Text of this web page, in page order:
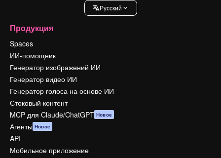
Pусский
Продукция
Spaces
ИИ-помощник
Генератор изображений ИИ
Генератор видео ИИ
Генератор голоса на основе ИИ
Стоковый контент
MCP для Claude/ChatGPT Новое
Агенты Новое
API
Мобильное приложение